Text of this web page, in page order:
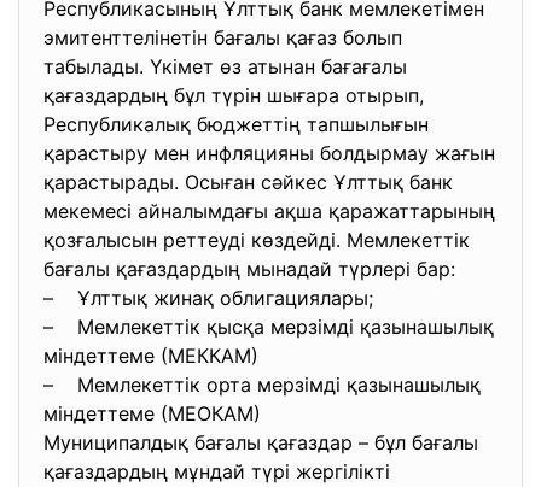
Республикасының Ұлттық банк мемлекетімен
эмитенттелінетін бағалы қағаз болып
табылады. Үкімет өз атынан бағағалы
қағаздардың бұл түрін шығара отырып,
Республикалық бюджеттің тапшылығын
қарастыру мен инфляцияны болдырмау жағын
қарастырады. Осыған сәйкес Ұлттық банк
мекемесі айналымдағы ақша қаражаттарының
қозғалысын реттеуді көздейді. Мемлекеттік
бағалы қағаздардың мынадай түрлері бар:
– Ұлттық жинақ облигациялары;
– Мемлекеттік қысқа мерзімді қазынашылық
міндеттеме (МЕККАМ)
– Мемлекеттік орта мерзімді қазынашылық
міндеттеме (МЕОКАМ)
Муниципалдық бағалы қағаздар – бұл бағалы
қағаздардың мұндай түрі жергілікті